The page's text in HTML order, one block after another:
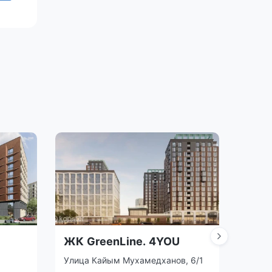
ЖК GreenLine. 4YOU
Улица Кайым Мухамедханов, 6/1